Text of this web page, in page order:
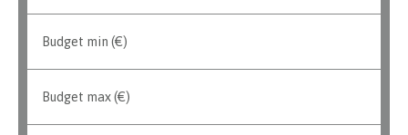
Budget min (€)
Budget max (€)